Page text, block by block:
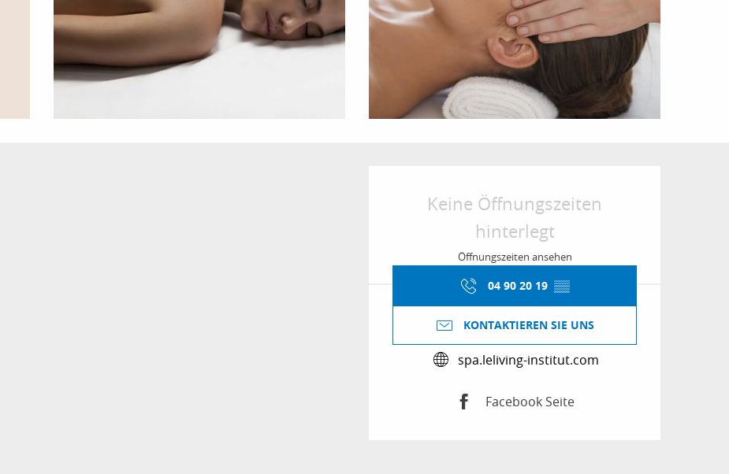
Öffnungszeiten &
Keine Öffnungszeiten
hinterlegt
Öffnungszeiten ansehen
04 90 20 19 ▒▒
KONTAKTIEREN SIE UNS
spa.leliving-institut.com
Facebook Seite